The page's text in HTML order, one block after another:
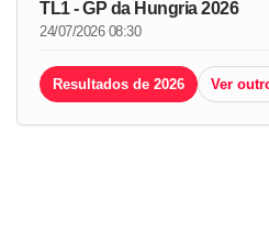
TL1 - GP da Hungria 2026
24/07/2026 08:30
Resultados de 2026 Ver